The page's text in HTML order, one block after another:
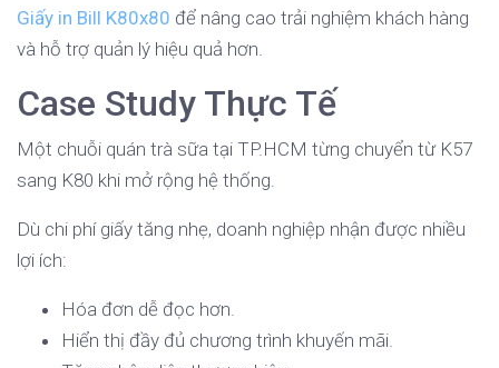
Giấy in Bill K80x80 để nâng cao trải nghiệm khách hàng
và hỗ trợ quản lý hiệu quả hơn.
Case Study Thực Tế
Một chuỗi quán trà sữa tại TP.HCM từng chuyển từ K57
sang K80 khi mở rộng hệ thống.
Dù chi phí giấy tăng nhẹ, doanh nghiệp nhận được nhiều
lợi ích:
Hóa đơn dễ đọc hơn.
Hiển thị đầy đủ chương trình khuyến mãi.